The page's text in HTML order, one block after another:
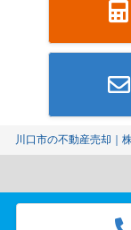
川口市の不動産売却｜